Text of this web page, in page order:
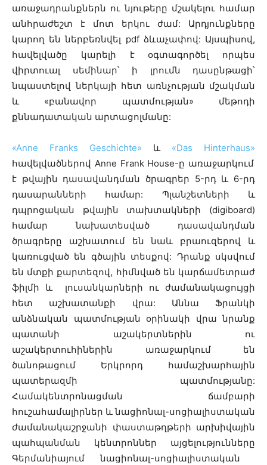
առաջադրանքներն ու նյութերը մշակելու համար
անհրաժեշտ է մոտ երկու ժամ: Արդյունքները
կարող են ներբեռնվել pdf ձևաչափով: Այսպիսով,
հավելվածը կարելի է օգտագործել որպես
վիրտուալ սեմինար՝ ի լրումն դասընթացի՝
նպաստելով ներկայի հետ առնչության մշակման
և «բանավոր պատմության» մեթոդի
քննադատական արտացոլմանը:
«Anne Franks Geschichte» և «Das Hinterhaus»
հավելվածներով Anne Frank House-ը առաջարկում
է թվային դասավանդման ծրագրեր 5-րդ և 6-րդ
դասարանների համար: Պլանշետների և
դպրոցական թվային տախտակների (digiboard)
համար նախատեսված դասավանդման
ծրագրերը աշխատում են նաև բրաուզերով և
կառուցված են գծային տեսքով: Դրանք սկսվում
են մտքի քարտեզով, հիմնված են կարճամետրաժ
ֆիլմի և լուսանկարների ու ժամանակացույցի
հետ աշխատանքի վրա: Աննա Ֆրանկի
անձնական պատմության օրինակի վրա նրանք
պատանի աշակերտներին ու
աշակերտուհիներին առաջարկում են
ծանոթացում Երկրորդ համաշխարհային
պատերազմի պատմությանը:
Համակենտրոնացման ճամբարի
հուշահամալիրներ և նացիոնալ-սոցիալիստական
ժամանակաշրջանի ​​փաստաթղթերի արխիվային
պահպանման կենտրոններ այցելությունները
Գերմանիայում նացիոնալ-սոցիալիստական ​